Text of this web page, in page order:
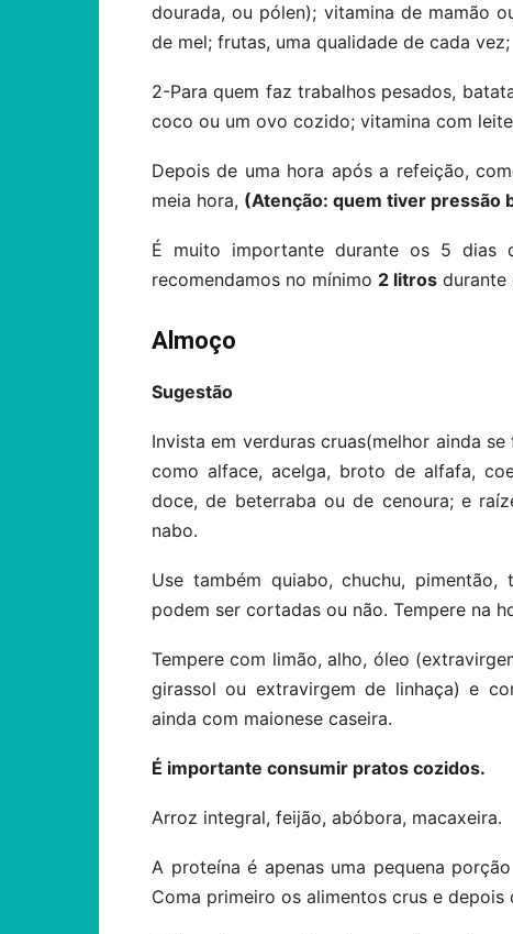
dourada, ou pólen); vitamina de mamão
de mel; frutas, uma qualidade de cada vez;
2-Para quem faz trabalhos pesados,
coco ou um ovo cozido; vitamina com
Depois de uma hora após a refeição,
meia hora, (Atenção: quem tiver pressão
É muito importante durante os 5 dias
recomendamos no mínimo 2 litros durante
Almoço
Sugestão
Invista em verduras cruas(melhor ainda
como alface, acelga, broto de alfafa,
doce, de beterraba ou de cenoura; e
nabo.
Use também quiabo, chuchu,
podem ser cortadas ou não. Tempere na
Tempere com limão, alho, óleo
girassol ou extravirgem de linhaça) e
ainda com maionese caseira.
É importante consumir pratos cozidos.
Arroz integral, feijão, abóbora, macaxeira.
A proteína é apenas uma pequena
Coma primeiro os alimentos crus e depois